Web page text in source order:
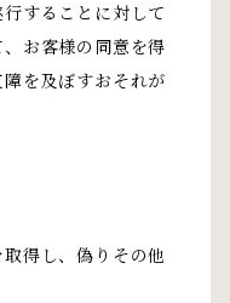
することに対して
お客様の同意を得
を及ぼすおそれが
得し、偽りその他